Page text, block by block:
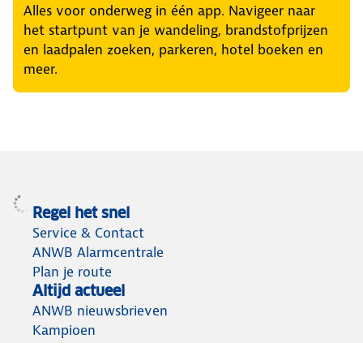
Alles voor onderweg in één app. Navigeer naar
het startpunt van je wandeling, brandstofprijzen
en laadpalen zoeken, parkeren, hotel boeken en
meer.
Regel het snel
Service & Contact
ANWB Alarmcentrale
Plan je route
Altijd actueel
ANWB nieuwsbrieven
Kampioen